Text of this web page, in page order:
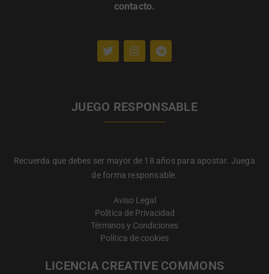
contacto.
JUEGO RESPONSABLE
Recuerda que debes ser mayor de 18 años para apostar. Juega
de forma responsable.
Aviso Legal
Política de Privacidad
Términos y Condiciones
Política de cookies
LICENCIA CREATIVE COMMONS